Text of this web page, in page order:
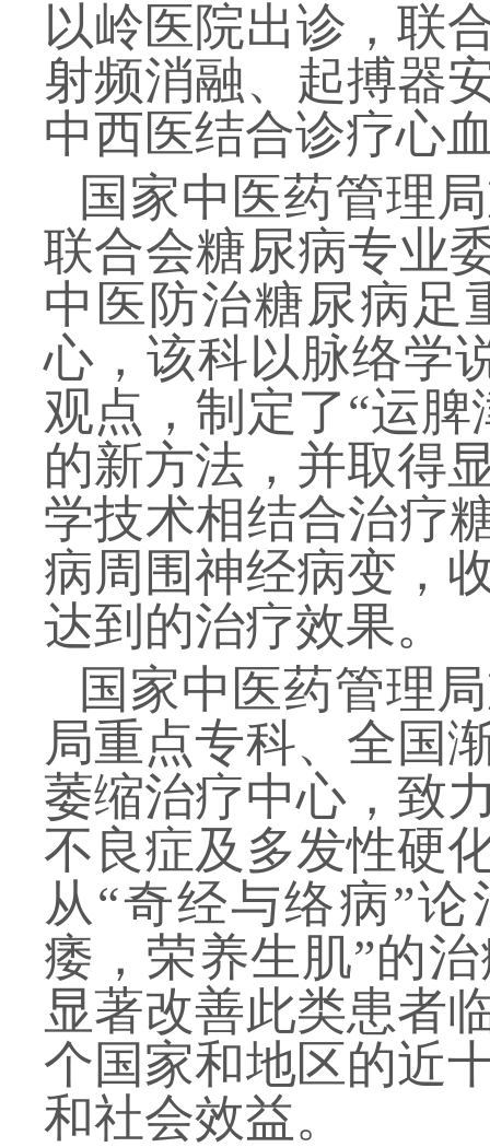
以岭医院出诊，联
射频消融、起搏器
中西医结合诊疗心
国家中医药管理
联合会糖尿病专业
中医防治糖尿病足
心，该科以脉络学
观点，制定了“运
的新方法，并取得
学技术相结合治疗
病周围神经病变，
达到的治疗效果。
国家中医药管理
局重点专科、全国
萎缩治疗中心，致
不良症及多发性硬
从“奇经与络病”
痿，荣养生肌”的
显著改善此类患者
个国家和地区的近
和社会效益。